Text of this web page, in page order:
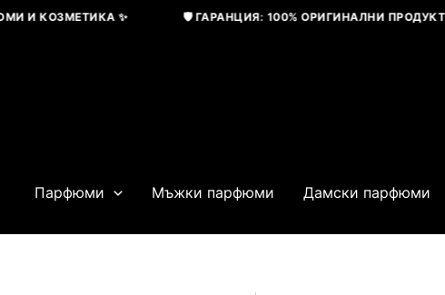
Skip
Парфюми Мъжки парфюми Дамски парфюми
КОЗМЕТИКА ✨ 🛡️ ГАРАНЦИЯ: 100% ОРИГИНАЛНИ ПРОДУКТИ 💎